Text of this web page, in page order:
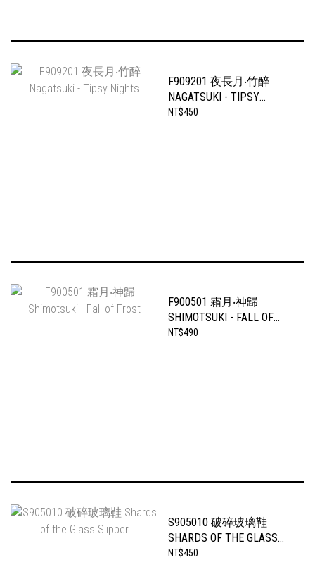
F909201 夜長月‧竹醉
NAGATSUKI - TIPSY
NIGHTS
NT$450
F900501 霜月‧神歸
SHIMOTSUKI - FALL OF
FROST
NT$490
S905010 破碎玻璃鞋
SHARDS OF THE GLASS
SLIPPER
NT$450